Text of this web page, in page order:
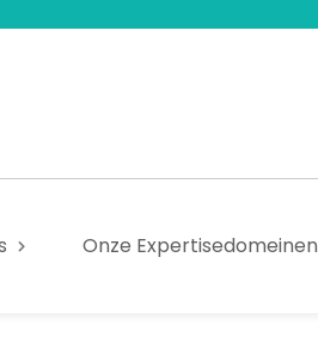
Onze Expertisedomeinen